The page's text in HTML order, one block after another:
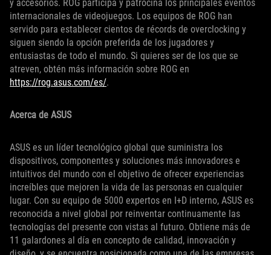
y accesorios. ROG participa y patrocina los principales eventos
internacionales de videojuegos. Los equipos de ROG han
servido para establecer cientos de récords de overclocking y
siguen siendo la opción preferida de los jugadores y
entusiastas de todo el mundo. Si quieres ser de los que se
atreven, obtén más información sobre ROG en
https://rog.asus.com/es/.
Acerca de ASUS
ASUS es un líder tecnológico global que suministra los
dispositivos, componentes y soluciones más innovadores e
intuitivos del mundo con el objetivo de ofrecer experiencias
increíbles que mejoren la vida de las personas en cualquier
lugar. Con su equipo de 5000 expertos en I+D interno, ASUS es
reconocida a nivel global por reinventar continuamente las
tecnologías del presente con vistas al futuro. Obtiene más de
11 galardones al día en concepto de calidad, innovación y